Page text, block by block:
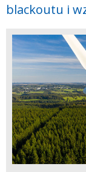
blackoutu i